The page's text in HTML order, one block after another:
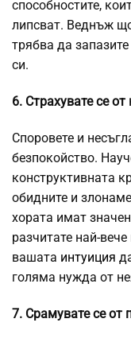
способностите,
липсват. Веднъж
трябва да
си.
6. Страхувате се
Споровете и
безпокойство.
конструктивната
обидните и
хората имат
разчитате най-
вашата интуиция
голяма нужда от
7. Срамувате се от